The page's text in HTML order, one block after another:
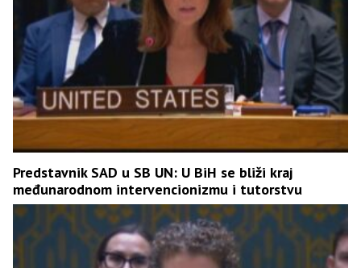
Predstavnik SAD u SB UN: U BiH se bliži kraj
međunarodnom intervencionizmu i tutorstvu